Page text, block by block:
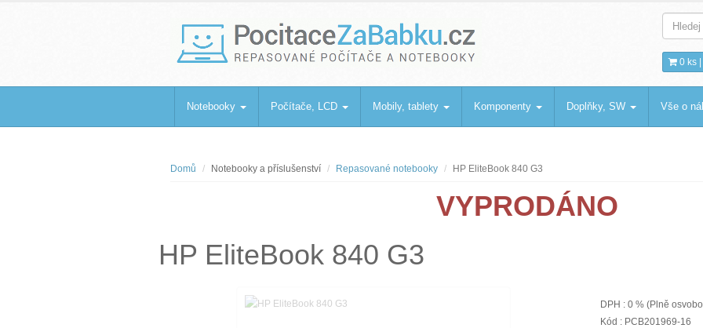
PocitaceZaBabku.cz
Repasované počítače a notebooky 0 ks |
Notebooky Počítače, LCD Mobily, tablety Komponenty Doplňky, SW Vše o
Domů Notebooky a příslušenství Repasované notebooky HP EliteBook 840 G3
VYPRODÁNO
HP EliteBook 840 G3
DPH : 0 % (Plně
Kód : PCB201969-16